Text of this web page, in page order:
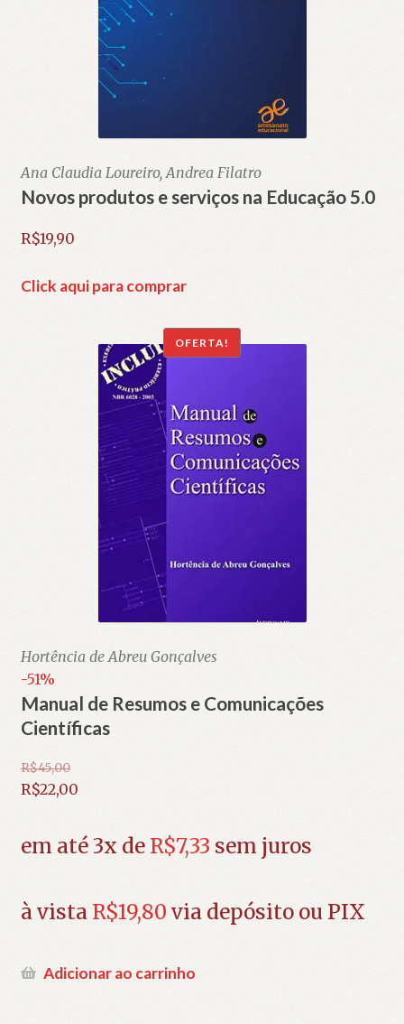
Ana Claudia Loureiro, Andrea Filatro
Novos produtos e serviços na Educação 5.0
R$19,90
Click aqui para comprar
Hortência de Abreu Gonçalves
-51%
Manual de Resumos e Comunicações
Científicas
OFERTA!
R$45,00
O
era:
R$22,00
atual
R$22,00.
em até 3x de R$7,33 sem juros
à vista R$19,80 via depósito ou PIX
Adicionar ao carrinho